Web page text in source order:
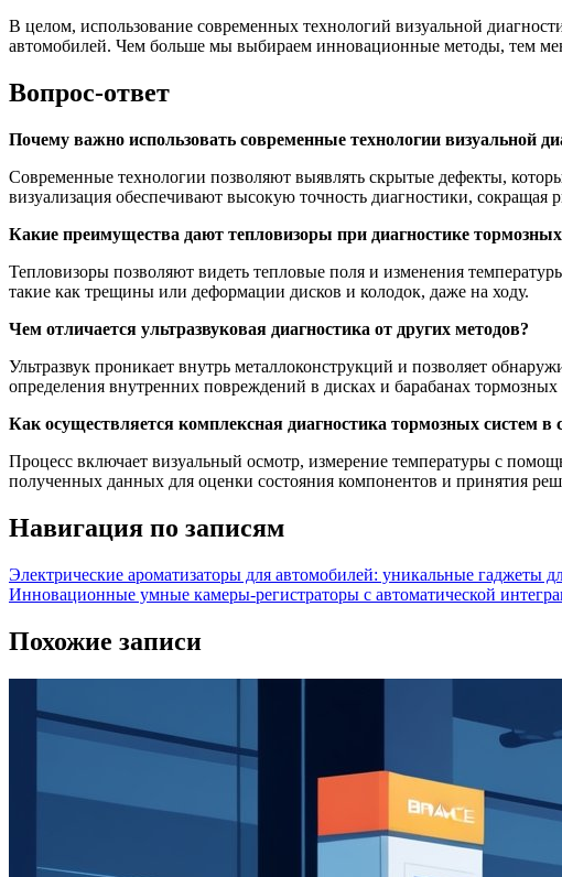
В целом, использование современных технологий визуальной
автомобилей. Чем больше мы выбираем инновационные методы, тем
Вопрос-ответ
Почему важно использовать современные технологии визуальной
Современные технологии позволяют выявлять скрытые дефекты,
визуализация обеспечивают высокую точность диагностики,
Какие преимущества дают тепловизоры при диагностике тормозных
Тепловизоры позволяют видеть тепловые поля и изменения
такие как трещины или деформации дисков и колодок, даже на ходу.
Чем отличается ультразвуковая диагностика от других методов?
Ультразвук проникает внутрь металлоконструкций и позволяет
определения внутренних повреждений в дисках и барабанах
Как осуществляется комплексная диагностика тормозных систем в
Процесс включает визуальный осмотр, измерение температуры с
полученных данных для оценки состояния компонентов и принятия
Навигация по записям
Электрические ароматизаторы для автомобилей: уникальные гаджеты
Инновационные умные камеры-регистраторы с автоматической
Похожие записи